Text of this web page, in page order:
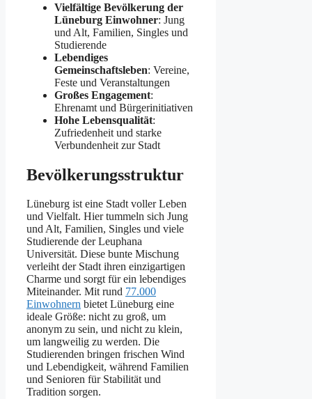
Vielfältige Bevölkerung der
Lüneburg Einwohner: Jung
und Alt, Familien, Singles und
Studierende
Lebendiges
Gemeinschaftsleben: Vereine,
Feste und Veranstaltungen
Großes Engagement:
Ehrenamt und Bürgerinitiativen
Hohe Lebensqualität:
Zufriedenheit und starke
Verbundenheit zur Stadt
Bevölkerungsstruktur
Lüneburg ist eine Stadt voller Leben
und Vielfalt. Hier tummeln sich Jung
und Alt, Familien, Singles und viele
Studierende der Leuphana
Universität. Diese bunte Mischung
verleiht der Stadt ihren einzigartigen
Charme und sorgt für ein lebendiges
Miteinander. Mit rund 77.000
Einwohnern bietet Lüneburg eine
ideale Größe: nicht zu groß, um
anonym zu sein, und nicht zu klein,
um langweilig zu werden. Die
Studierenden bringen frischen Wind
und Lebendigkeit, während Familien
und Senioren für Stabilität und
Tradition sorgen.